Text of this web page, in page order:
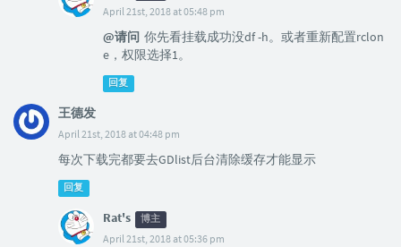
April 21st, 2018 at 05:48 pm
@请问 你先看挂载成功没df -h。或者重新配置rclon
e，权限选择1。
回复
王德发
April 21st, 2018 at 04:48 pm
每次下载完都要去GDlist后台清除缓存才能显示
回复
Rat's 博主
April 21st, 2018 at 05:36 pm